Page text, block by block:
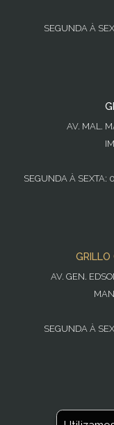
SEGUNDA À
AV. MAL.
SEGUNDA À
GRILLO
AV. GEN.
SEGUNDA À